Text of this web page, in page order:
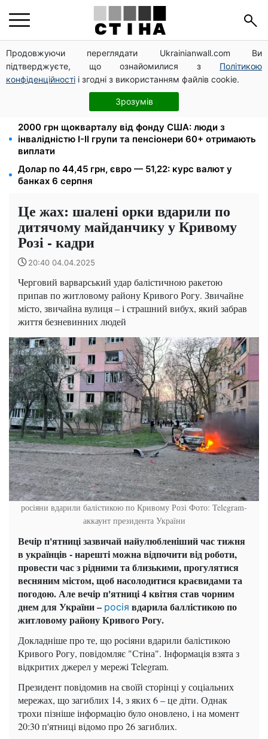
Продовжуючи переглядати Ukrainianwall.com Ви
підтверджуєте, що ознайомилися з Політикою
конфіденційності і згодні з використанням файлів cookie.
Зрозумів
Директорка ДОЗ Києва Тетяна Мостепан:
Демографічна криза потребує нових рішень уже
сьогодні
Пенсійна реформа у вересні: добровільні
накопичення й перегляд спецпенсій суддів
2000 грн щокварталу від фонду США: люди з
інвалідністю I-II групи та пенсіонери 60+ отримають
виплати
Долар по 44,45 грн, євро — 51,22: курс валют у
банках 6 серпня
Це жах: шалені орки вдарили по
дитячому майданчику у Кривому
Розі - кадри
20:40 04.04.2025
Черговий варварський удар балістичною ракетою
припав по житловому району Кривого Рогу. Звичайне
місто, звичайна вулиця – і страшний вибух, який забрав
життя безневинних людей
росіяни вдарили балістикою по Кривому Розі Фото: Telegram-
аккаунт президента України
Вечір п'ятниці зазвичай найулюбленіший час тижня
в українців - нарешті можна відпочити від роботи,
провести час з рідними та близькими, прогулятися
весняним містом, щоб насолодитися краєвидами та
погодою. Але вечір п'ятниці 4 квітня став чорним
днем ​​для України – росія вдарила баллістикою по
житловому району Кривого Рогу.
Докладніше про те, що росіяни вдарили балістикою
Кривого Рогу, повідомляє "Стіна". Інформація взята з
відкритих джерел у мережі Telegram.
Президент повідомив на своїй сторінці у соціальних
мережах, що загиблих 14, з яких 6 – це діти. Однак
трохи пізніше інформацію було оновлено, і на момент
20:30 п'ятниці відомо про 26 загиблих.